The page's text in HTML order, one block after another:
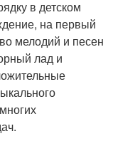
в детском
на первый
мелодий и песен
лад и